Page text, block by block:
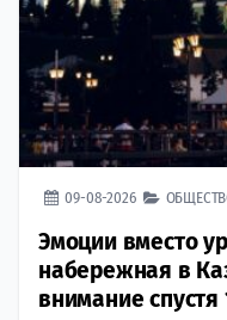
09-08-2026
Эмоции вместо
набережная в
внимание спустя